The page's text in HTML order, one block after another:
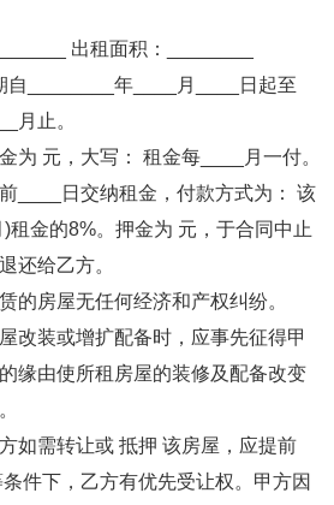
出租面积：________
自________年____月____日起至
月止。
为 元，大写： 租金每____月一付。
____日交纳租金，付款方式为： 该
租金的8%。押金为 元，于合同中止
还给乙方。
的房屋无任何经济和产权纠纷。
改装或增扩配备时，应事先征得甲
缘由使所租房屋的装修及配备改变
如需转让或 抵押 该房屋，应提前
条件下，乙方有优先受让权。甲方因